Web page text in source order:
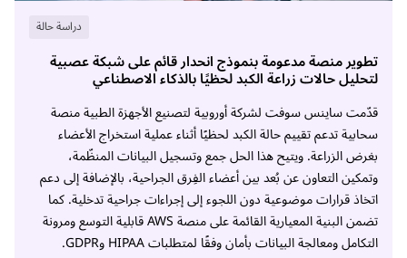
دراسة حالة
تطوير منصة مدعومة بنموذج انحدار قائم على شبكة عصبية
لتحليل حالات زراعة الكبد لحظيًا بالذكاء الاصطناعي
قدّمت ساينس سوفت لشركة أوروبية لتصنيع الأجهزة الطبية منصة
سحابية تدعم تقييم حالة الكبد لحظيًا أثناء عملية استخراج الأعضاء
بغرض الزراعة. ويتيح هذا الحل جمع وتسجيل البيانات المنظّمة،
وتمكين التعاون عن بُعد بين أعضاء الفِرق الجراحية، بالإضافة إلى دعم
اتخاذ قرارات موضوعية دون اللجوء إلى إجراءات جراحية تدخلية. كما
تضمن البنية المعيارية القائمة على منصة AWS قابلية التوسع ومرونة
التكامل ومعالجة البيانات بأمان وفقًا لمتطلبات HIPAA وGDPR.